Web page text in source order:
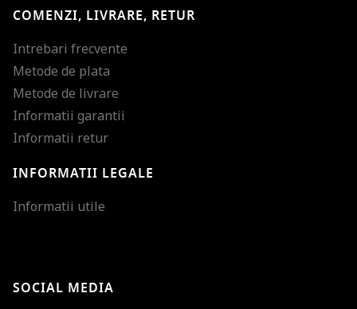
COMENZI, LIVRARE, RETUR
Intrebari frecvente
Metode de plata
Metode de livrare
Informatii garantii
Informatii retur
INFORMATII LEGALE
Informatii utile
SOCIAL MEDIA